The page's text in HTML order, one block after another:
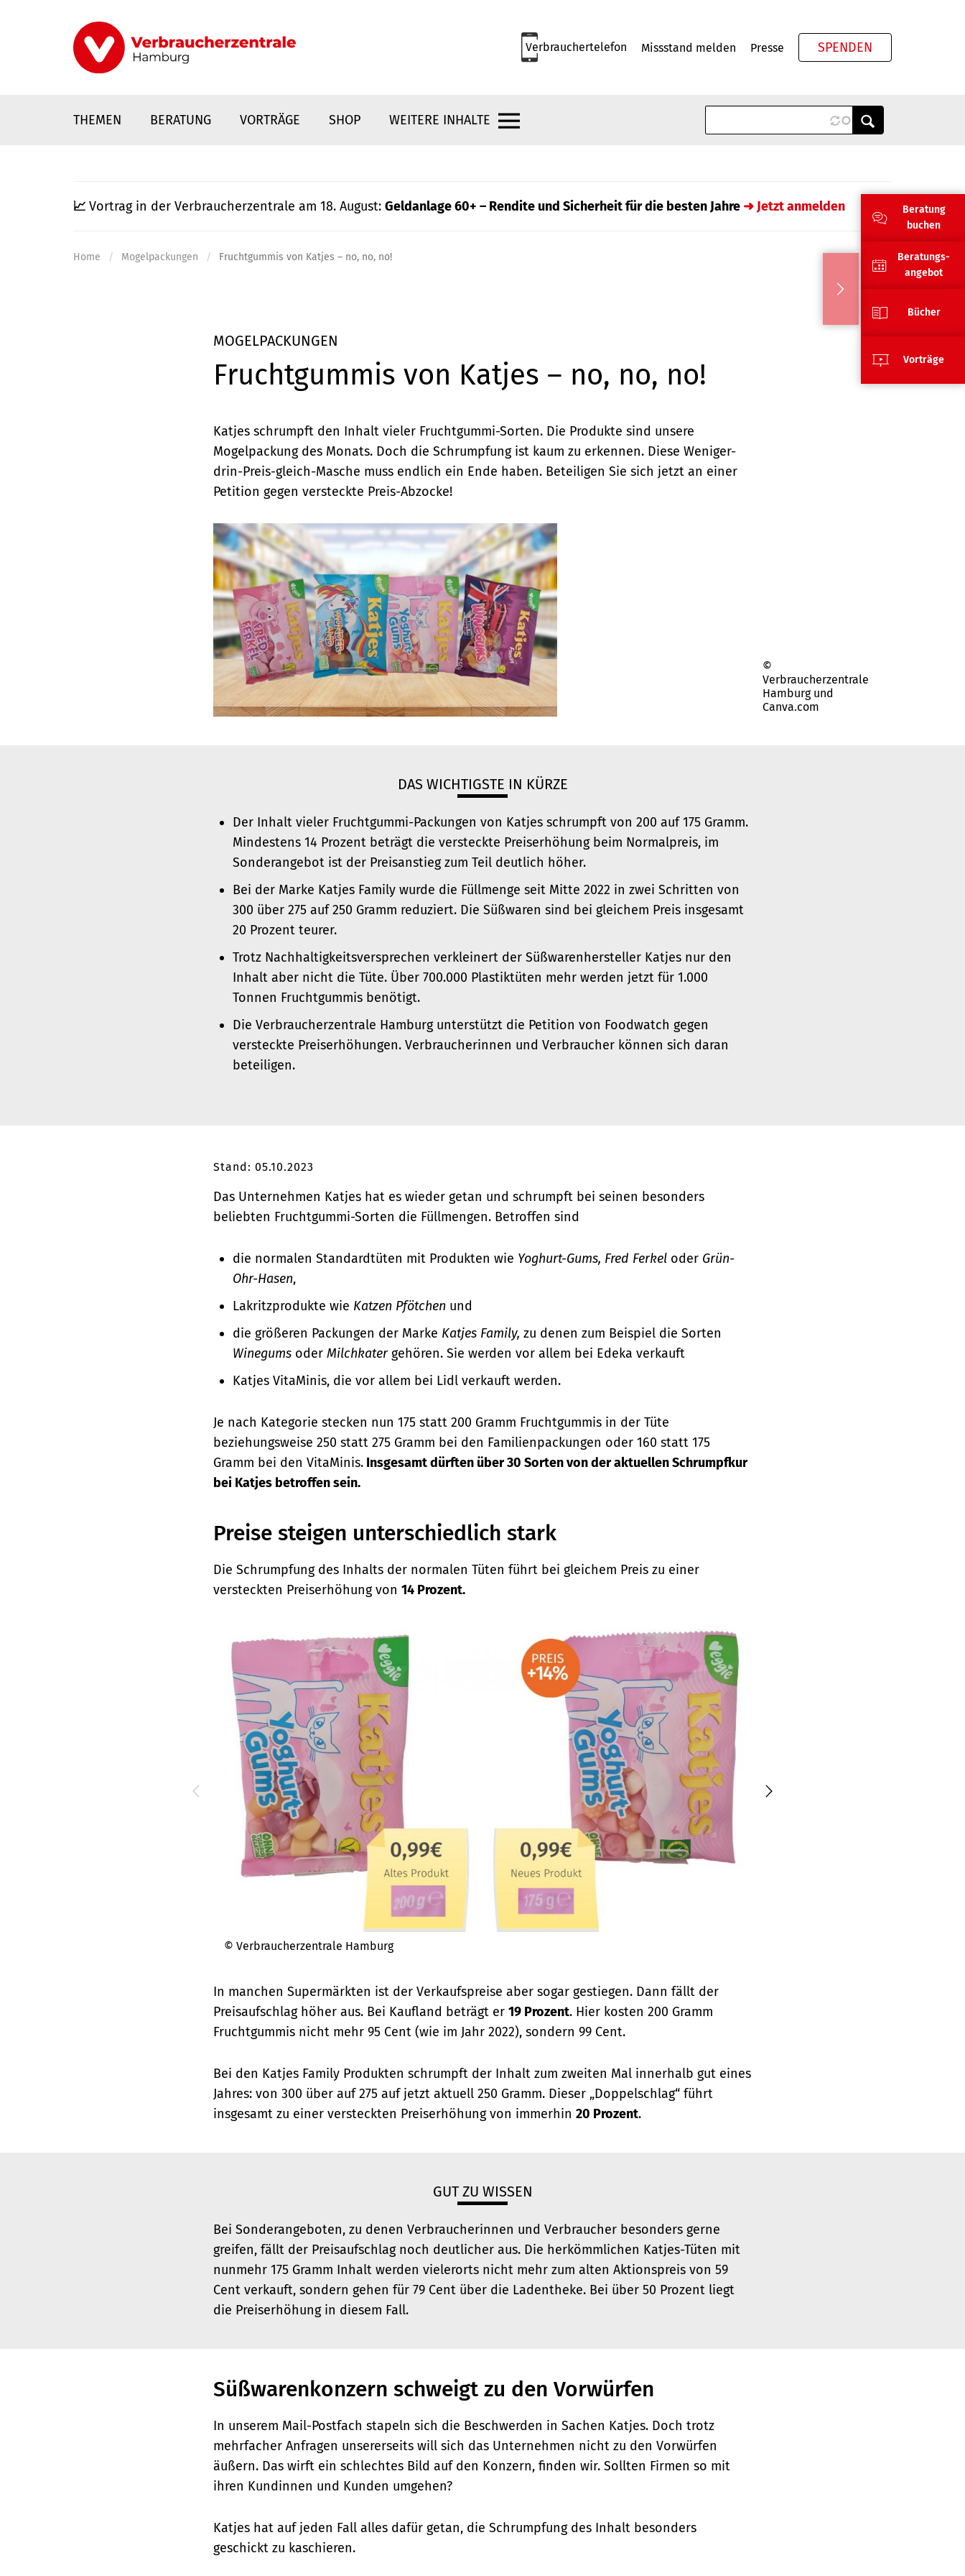
Verbrauchertelefon Missstand melden Presse SPENDEN
THEMEN BERATUNG VORTRÄGE SHOP WEITERE INHALTE
📈 Vortrag in der Verbraucherzentrale am 18. August: Geldanlage 60+ – Rendite und Sicherheit für die besten Jahre ➜ Jetzt anmelden
Home Mogelpackungen Fruchtgummis von Katjes – no, no, no!
MOGELPACKUNGEN
Fruchtgummis von Katjes – no, no, no!
Katjes schrumpft den Inhalt vieler Fruchtgummi-Sorten. Die Produkte sind unsere
Mogelpackung des Monats. Doch die Schrumpfung ist kaum zu erkennen. Diese Weniger-
drin-Preis-gleich-Masche muss endlich ein Ende haben. Beteiligen Sie sich jetzt an einer
Petition gegen versteckte Preis-Abzocke!
©
Verbraucherzentrale
Hamburg und
Canva.com
DAS WICHTIGSTE IN KÜRZE
Der Inhalt vieler Fruchtgummi-Packungen von Katjes schrumpft von 200 auf 175 Gramm.
Mindestens 14 Prozent beträgt die versteckte Preiserhöhung beim Normalpreis, im
Sonderangebot ist der Preisanstieg zum Teil deutlich höher.
Bei der Marke Katjes Family wurde die Füllmenge seit Mitte 2022 in zwei Schritten von
300 über 275 auf 250 Gramm reduziert. Die Süßwaren sind bei gleichem Preis insgesamt
20 Prozent teurer.
Trotz Nachhaltigkeitsversprechen verkleinert der Süßwarenhersteller Katjes nur den
Inhalt aber nicht die Tüte. Über 700.000 Plastiktüten mehr werden jetzt für 1.000
Tonnen Fruchtgummis benötigt.
Die Verbraucherzentrale Hamburg unterstützt die Petition von Foodwatch gegen
versteckte Preiserhöhungen. Verbraucherinnen und Verbraucher können sich daran
beteiligen.
Stand: 05.10.2023
Das Unternehmen Katjes hat es wieder getan und schrumpft bei seinen besonders
beliebten Fruchtgummi-Sorten die Füllmengen. Betroffen sind
die normalen Standardtüten mit Produkten wie Yoghurt-Gums, Fred Ferkel oder Grün-
Ohr-Hasen,
Lakritzprodukte wie Katzen Pfötchen und
die größeren Packungen der Marke Katjes Family, zu denen zum Beispiel die Sorten
Winegums oder Milchkatergehören. Sie werden vor allem bei Edeka verkauft
Katjes VitaMinis, die vor allem bei Lidl verkauft werden.
Je nach Kategorie stecken nun 175 statt 200 Gramm Fruchtgummis in der Tüte
beziehungsweise 250 statt 275 Gramm bei den Familienpackungen oder 160 statt 175
Gramm bei den VitaMinis. Insgesamt dürften über 30 Sorten von der aktuellen Schrumpfkur
bei Katjes betroffen sein.
Preise steigen unterschiedlich stark
Die Schrumpfung des Inhalts der normalen Tüten führt bei gleichem Preis zu einer
versteckten Preiserhöhung von 14 Prozent.
© Verbraucherzentrale Hamburg
In manchen Supermärkten ist der Verkaufspreise aber sogar gestiegen. Dann fällt der
Preisaufschlag höher aus. Bei Kaufland beträgt er 19 Prozent. Hier kosten 200 Gramm
Fruchtgummis nicht mehr 95 Cent (wie im Jahr 2022), sondern 99 Cent.
Bei den Katjes Family Produkten schrumpft der Inhalt zum zweiten Mal innerhalb gut eines
Jahres: von 300 über auf 275 auf jetzt aktuell 250 Gramm. Dieser „Doppelschlag“ führt
insgesamt zu einer versteckten Preiserhöhung von immerhin 20 Prozent.
GUT ZU WISSEN
Bei Sonderangeboten, zu denen Verbraucherinnen und Verbraucher besonders gerne
greifen, fällt der Preisaufschlag noch deutlicher aus. Die herkömmlichen Katjes-Tüten mit
nunmehr 175 Gramm Inhalt werden vielerorts nicht mehr zum alten Aktionspreis von 59
Cent verkauft, sondern gehen für 79 Cent über die Ladentheke. Bei über 50 Prozent liegt
die Preiserhöhung in diesem Fall.
Süßwarenkonzern schweigt zu den Vorwürfen
In unserem Mail-Postfach stapeln sich die Beschwerden in Sachen Katjes. Doch trotz
mehrfacher Anfragen unsererseits will sich das Unternehmen nicht zu den Vorwürfen
äußern. Das wirft ein schlechtes Bild auf den Konzern, finden wir. Sollten Firmen so mit
ihren Kundinnen und Kunden umgehen?
Katjes hat auf jeden Fall alles dafür getan, die Schrumpfung des Inhalt besonders
geschickt zu kaschieren.
Beratung
buchen
Beratungs-
angebot
Bücher
Vorträge